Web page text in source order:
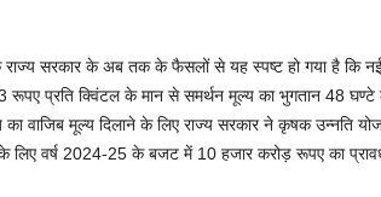
राज्य सरकार के अब तक के फैसलों से यह स्पष्ट हो गया है कि
रूपए प्रति क्विंटल के मान से समर्थन मूल्य का भुगतान 48
वाजिब मूल्य दिलाने के लिए राज्य सरकार ने कृषक उन्नति
लिए वर्ष 2024-25 के बजट में 10 हजार करोड़ रूपए का